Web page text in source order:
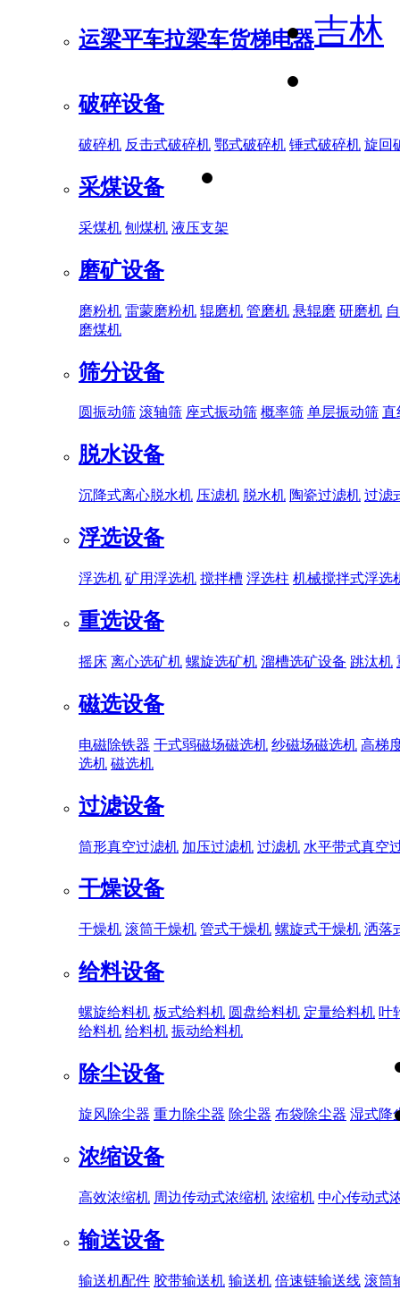
运梁平车拉梁车货梯电器
破碎设备
破碎机 反击式破碎机 鄂式破碎机 锤式破碎机 旋回
采煤设备
采煤机 刨煤机 液压支架
磨矿设备
磨粉机 雷蒙磨粉机 辊磨机 管磨机 悬辊磨 研磨机
磨煤机
筛分设备
圆振动筛 滚轴筛 座式振动筛 概率筛 单层振动筛 直
脱水设备
沉降式离心脱水机 压滤机 脱水机 陶瓷过滤机 过滤
浮选设备
浮选机 矿用浮选机 搅拌槽 浮选柱 机械搅拌式浮选
重选设备
摇床 离心选矿机 螺旋选矿机 溜槽选矿设备 跳汰机
磁选设备
电磁除铁器 干式弱磁场磁选机 纱磁场磁选机 高梯
选机 磁选机
过滤设备
筒形真空过滤机 加压过滤机 过滤机 水平带式真空
干燥设备
干燥机 滚筒干燥机 管式干燥机 螺旋式干燥机 洒落
给料设备
螺旋给料机 板式给料机 圆盘给料机 定量给料机 叶
给料机 给料机 振动给料机
除尘设备
旋风除尘器 重力除尘器 除尘器 布袋除尘器 湿式降
浓缩设备
高效浓缩机 周边传动式浓缩机 浓缩机 中心传动式
输送设备
输送机配件 胶带输送机 输送机 倍速链输送线 滚筒
吉林